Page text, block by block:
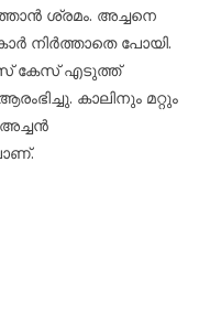
ശ്രമം. അച്ചനെ
നിര്‍ത്താതെ പോയി.
കേസ് എടുത്ത്
കാലിനും മറ്റും
അച്ചന്‍